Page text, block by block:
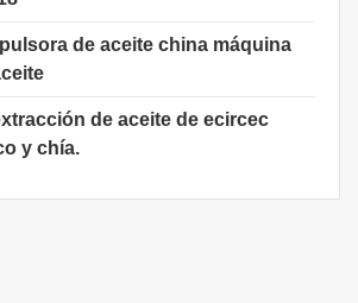
de aceite china máquina
de aceite de ecircec
y chía.